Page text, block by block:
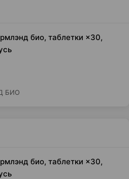
био, таблетки ×30,
БИО
био, таблетки ×30,